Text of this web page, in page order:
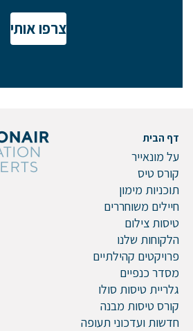
צרפו אותי
דף הבית
על מונאייר
קורס טיס
תוכניות מימון
חיילים משוחררים
טיסות צילום
הלקוחות שלנו
פרויקטים קהילתיים
מסדר כנפיים
גלריית טיסות סולו
קורס טיסות מבנה
חדשות ועדכוני תעופה